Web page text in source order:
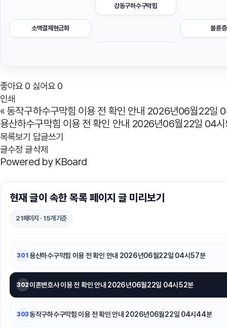
강동구하수구막힘
소액결제현금화 불륜
마포하수구막힘 이혼
수원학교폭력변호사
대구흥신소
야구반티
서울이혼전문변호사
남양주이혼전문변호사 용인상간소
광교피부과
좋아요 0 싫어요 0
인쇄
« 동작구하수구막힘 이용 전 확인 안내 2026년06월22일
용산하수구막힘 이용 전 확인 안내 2026년06월22일 04
목록보기 답글쓰기
글수정 글삭제
Powered by KBoard
현재 글이 속한 목록 페이지 글 미리보기
21페이지 · 15개 기준
301 용산하수구막힘 이용 전 확인 안내 2026년06월22일 04시57분
302이혼변호사 이용 전 확인 안내 2026년06월22일 04시52분
303동작구하수구막힘 이용 전 확인 안내 2026년06월22일 04시44분